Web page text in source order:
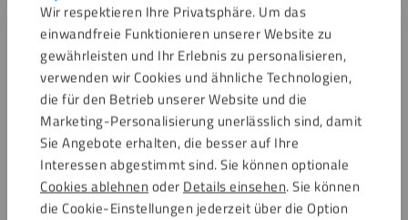
Wir respektieren Ihre Privatsphäre. Um das
einwandfreie Funktionieren unserer Website zu
gewährleisten und Ihr Erlebnis zu personalisieren,
verwenden wir Cookies und ähnliche Technologien,
die für den Betrieb unserer Website und die
Marketing-Personalisierung unerlässlich sind, damit
Sie Angebote erhalten, die besser auf Ihre
Interessen abgestimmt sind. Sie können optionale
Cookies ablehnen oder Details einsehen. Sie können
die Cookie-Einstellungen jederzeit über die Option